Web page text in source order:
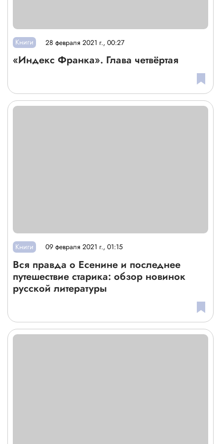
Книги 28 февраля 2021 г., 00:27
«Индекс Франка». Глава четвёртая
Книги 09 февраля 2021 г., 01:15
Вся правда о Есенине и последнее
путешествие старика: обзор новинок
русской литературы